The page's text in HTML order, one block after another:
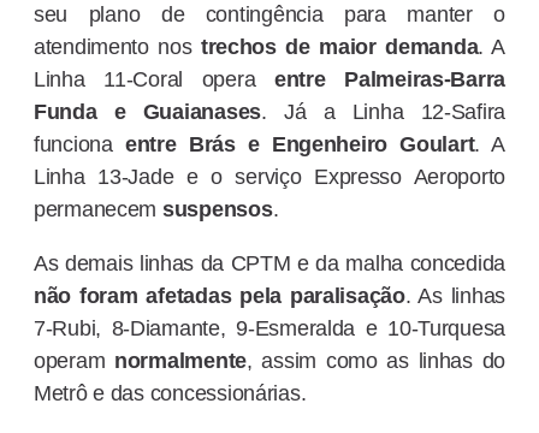
seu plano de contingência para manter o
atendimento nos trechos de maior demanda. A
Linha 11-Coral opera entre Palmeiras-Barra
Funda e Guaianases. Já a Linha 12-Safira
funciona entre Brás e Engenheiro Goulart. A
Linha 13-Jade e o serviço Expresso Aeroporto
permanecem suspensos.
As demais linhas da CPTM e da malha concedida
não foram afetadas pela paralisação. As linhas
7-Rubi, 8-Diamante, 9-Esmeralda e 10-Turquesa
operam normalmente, assim como as linhas do
Metrô e das concessionárias.